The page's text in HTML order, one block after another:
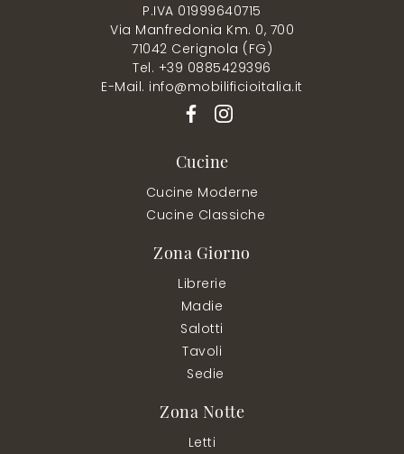
P.IVA 01999640715
Via Manfredonia Km. 0, 700
71042 Cerignola (FG)
Tel. +39 0885429396
E-Mail. info@mobilificioitalia.it
Cucine
Cucine Moderne
Cucine Classiche
Zona Giorno
Librerie
Madie
Salotti
Tavoli
Sedie
Zona Notte
Letti